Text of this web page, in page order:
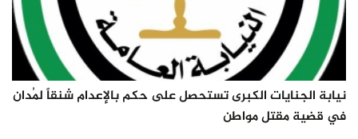
نيابة الجنايات الكبرى تستحصل على حكم بالإعدام شنقاً لمُدان
في قضية مقتل مواطن